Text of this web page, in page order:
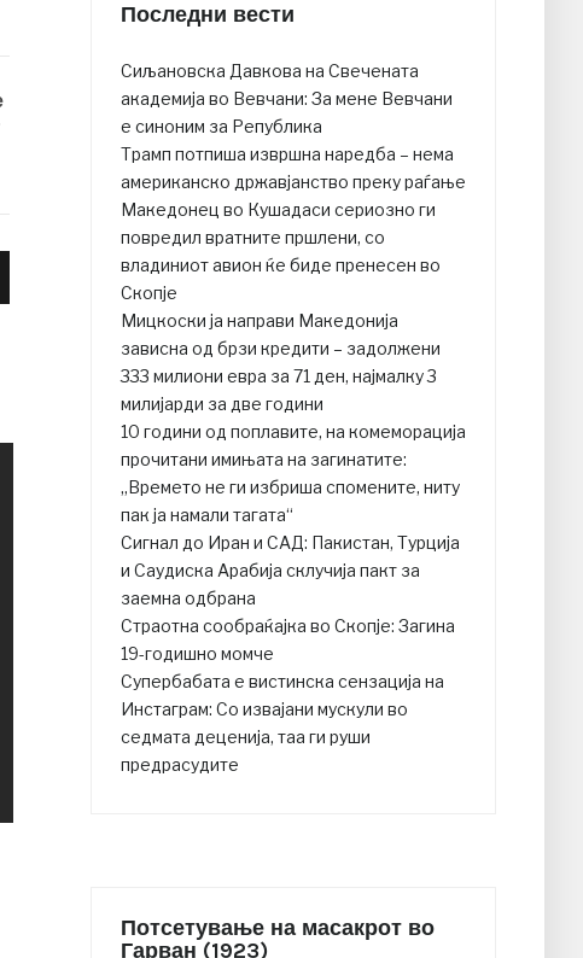
Последни вести
Сиљановска Давкова на Свечената
академија во Вевчани: За мене Вевчани
е синоним за Република
Трамп потпиша извршна наредба – нема
американско државјанство преку раѓање
Македонец во Кушадаси сериозно ги
повредил вратните пршлени, со
владиниот авион ќе биде пренесен во
Скопје
Мицкоски ја направи Македонија
зависна од брзи кредити – задолжени
333 милиони евра за 71 ден, најмалку 3
милијарди за две години
10 години од поплавите, на комеморација
прочитани имињата на загинатите:
„Времето не ги избриша спомените, ниту
пак ја намали тагата“
Сигнал до Иран и САД: Пакистан, Турција
и Саудиска Арабија склучија пакт за
заемна одбрана
Страотна сообраќајка во Скопје: Загина
19-годишно момче
Супербабата е вистинска сензација на
Инстаграм: Со извајани мускули во
седмата деценија, таа ги руши
предрасудите
Потсетување на масакрот во
Гарван (1923)